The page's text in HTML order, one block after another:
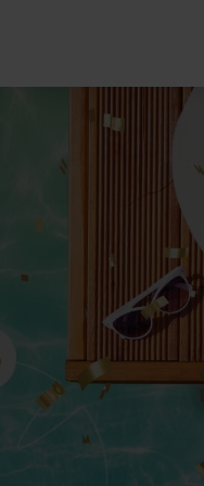
Okos ár
kezelések